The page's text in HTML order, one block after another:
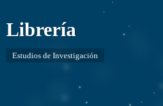
Librería
Estudios de Investigación